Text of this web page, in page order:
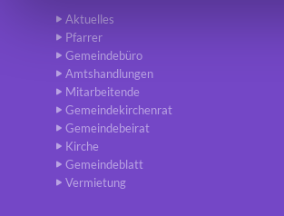
Aktuelles
Pfarrer
Gemeindebüro
Amtshandlungen
Mitarbeitende
Gemeindekirchenrat
Gemeindebeirat
Kirche
Gemeindeblatt
Vermietung